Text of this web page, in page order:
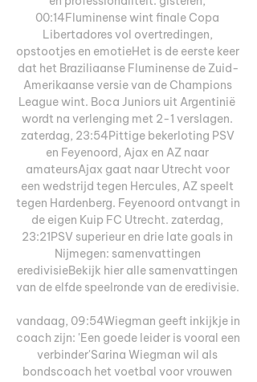
00:14Fluminense wint finale Copa
Libertadores vol overtredingen,
opstootjes en emotieHet is de eerste keer
dat het Braziliaanse Fluminense de Zuid-
Amerikaanse versie van de Champions
League wint. Boca Juniors uit Argentinië
wordt na verlenging met 2-1 verslagen.
zaterdag, 23:54Pittige bekerloting PSV
en Feyenoord, Ajax en AZ naar
amateursAjax gaat naar Utrecht voor
een wedstrijd tegen Hercules, AZ speelt
tegen Hardenberg. Feyenoord ontvangt in
de eigen Kuip FC Utrecht. zaterdag,
23:21PSV superieur en drie late goals in
Nijmegen: samenvattingen
eredivisieBekijk hier alle samenvattingen
van de elfde speelronde van de eredivisie.
vandaag, 09:54Wiegman geeft inkijkje in
coach zijn: 'Een goede leider is vooral een
verbinder'Sarina Wiegman wil als
bondscoach het voetbal voor vrouwen